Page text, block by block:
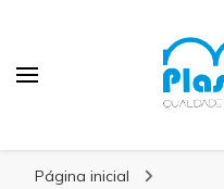
Página inicial